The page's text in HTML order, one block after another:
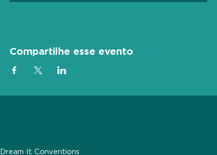
Compartilhe esse evento
Dream It Conventions